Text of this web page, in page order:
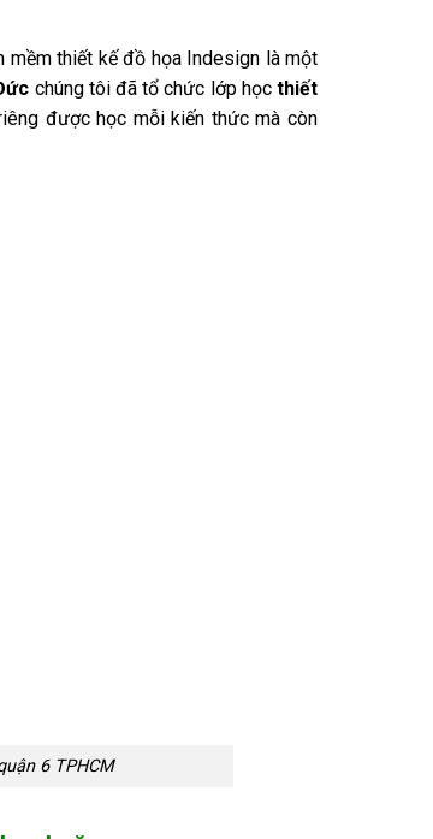
mềm thiết kế đồ họa Indesign là một
chúng tôi đã tổ chức lớp họcthiết
được học mỗi kiến thức mà còn
6 TPHCM